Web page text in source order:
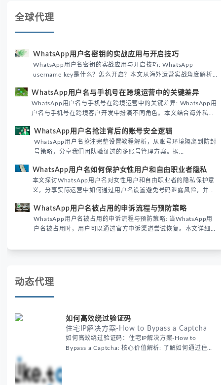
全球代理
WhatsApp用户名密钥的实战应用与开启技巧
WhatsApp用户名密钥的实战应用与开启技巧: WhatsApp
username key是什么？怎么开启？本文从海外运营实战角度解析
境团队高效触达目标客户。
WhatsApp用户名与手机号在跨境运营中的关键差异
WhatsApp用户名与手机号在跨境运营中的关键差异: WhatsApp用
户名与手机号在跨境客户开发中扮演不同角色。本文结合海外私域
际差异，帮助团队优化WhatsApp营销策略。
WhatsApp用户名抢注背后的账号安全逻辑
WhatsApp用户名抢注完整设置教程解析，从账号环境隔离到防封
号策略，分享我们团队验证过的多账号管理方案。据
性直接影响转化率。
WhatsApp用户名如何保护女性用户和自由职业者隐私
本文探讨WhatsApp用户名对女性用户和自由职业者的隐私保护意
义，分享实际运营中如何通过用户名设置避免号码泄露风险，并提
已成为全球数字沟通的首要考量。
WhatsApp用户名被占用的申诉流程与预防策略
WhatsApp用户名被占用的申诉流程与预防策略: 当WhatsApp用
户名被占用时，用户可以通过官方申诉渠道尝试恢复。本文详细解
账号安全。
动态代理
如何高效绕过验证码
住宅IP解决方案-How to Bypass a Captcha
如何高效绕过验证码：住宅IP解决方案-How to
Bypass a Captcha: 核心价值解析: 了解如何通过住宅